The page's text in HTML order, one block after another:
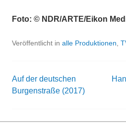
Foto: © NDR/ARTE/Eikon
Veröffentlicht in alle Produktionen
Beitrags-
Auf der deutschen
Burgenstraße (2017)